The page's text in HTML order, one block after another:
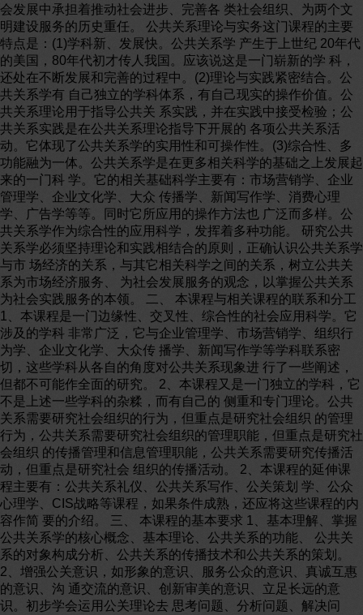
会发展中承担着推动社会进步、完善各 类社会组织、为两个文
明建设服务的历史重任。 公共关系理论与实务这门课程的主要
特点是：(1)学科新、发展快。公共关系学 产生于上世纪 20年代
的美国，80年代初才传人我国。应该说这是一门崭新的学 科，
还处在不断发展和完善的过程中。(2)理论与实践紧密结合。公
共关系学有 自己独立的学科体系，有自己现实的操作价值。公
共关系理论用于指导公共关 系实践，并在实践中接受检验；公
共关系实践是在公共关系理论指导下开展的 各项公共关系活
动。它体现了公共关系学的实用性和可操作性。(3)综合性、多
功能融为一体。公共关系学是在更多相关科学的基础之上发展起
来的一门科 学。它的相关基础科学主要有：市场营销学、企业
管理学、企业文化学、大众 传播学、新闻写作学、消费心理
学、广告学等等。同时它所应用的操作方法也 广泛而多样。公
共关系学作为综合性的应用科学，发挥着多种功能。 研究公共
关系学必须坚持理论和实践相结合的原则，正确认识公共关系学
与市 场经济的关系，与其它相关科学之间的关系，树立公共关
系为市场经济服务、 为社会发展服务的观念，以掌握公共关系
为社会实践服务的本领。 二、 本课程与相关课程的联系和分工
1、本课程是一门边缘性、交叉性、综合性的社会应用科学。它
涉及的学科 非常广泛，它与企业管理学、市场营销学、组织行
为学、企业文化学、大众传 播学、新闻写作学等学科联系密
切，这些学科从各自的角度对公共关系现象进 行了一些阐述，
但都不可能作全面的研究。 2、本课程又是一门独立的学科，它
不是上述一些学科的杂糅，而有自己的 侧重和专门理论。公共
关系需要研究社会组织的行为，但重点是研究社会组织 的管理
行为，公共关系需要研究社会组织的管理职能，但重点是研究社
会组织 的传播管理和信息管理职能，公共关系需要研究传播活
动，但重点是研究社会 组织的传播活动。 2、本课程的延伸课
程主要有：公共关系礼仪、公共关系写作、公关策划 学、公众
心理学、CIS战略等课程，如果条件成熟，还应将这些课程的内
容作简 要的介绍。 三、 本课程的基本要求 1、基本理解、掌握
公共关系学的核心概念、基本理论、公共关系的功能、 公共关
系的对象构成分析、公共关系的传播技术和公共关系的策划。
2、增强公关意识，如形象的意识、服务公众的意识、真诚互惠
的意识、沟 通交流的意识、创新审美的意识、立足长远的意
识。初步学会运用公关理论去 思考问题、分析问题、解决问